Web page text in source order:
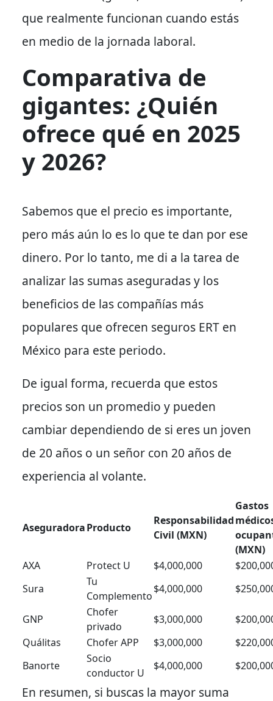
que realmente funcionan cuando estás
en medio de la jornada laboral.
Comparativa de
gigantes: ¿Quién
ofrece qué en 2025
y 2026?
Sabemos que el precio es importante,
pero más aún lo es lo que te dan por ese
dinero. Por lo tanto, me di a la tarea de
analizar las sumas aseguradas y los
beneficios de las compañías más
populares que ofrecen seguros ERT en
México para este periodo.
De igual forma, recuerda que estos
precios son un promedio y pueden
cambiar dependiendo de si eres un joven
de 20 años o un señor con 20 años de
experiencia al volante.
AseguradoraProducto
Responsabilidad
Civil (MXN)
Gastos
(MXN)
AXA
Protect U $4,000,000
Sura
Tu
Complemento
$4,000,000
GNP
Chofer
privado
$3,000,000
Quálitas
Chofer APP $3,000,000
Banorte
Socio
conductor U
$4,000,000
En resumen, si buscas la mayor suma